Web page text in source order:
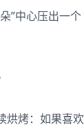
”中心压出一个
烘烤：如果喜欢